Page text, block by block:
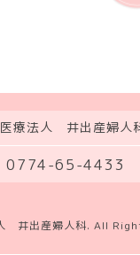
医療法人 井出産婦人
0774-65-4433
井出産婦人科. All